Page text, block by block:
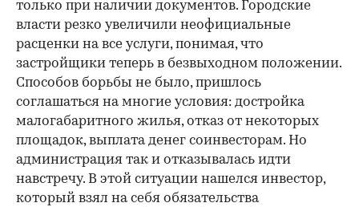
только при наличии документов. Городские
власти резко увеличили неофициальные
расценки на все услуги, понимая, что
застройщики теперь в безвыходном положении.
Способов борьбы не было, пришлось
соглашаться на многие условия: достройка
малогабаритного жилья, отказ от некоторых
площадок, выплата денег соинвесторам. Но
администрация так и отказывалась идти
навстречу. В этой ситуации нашелся инвестор,
который взял на себя обязательства